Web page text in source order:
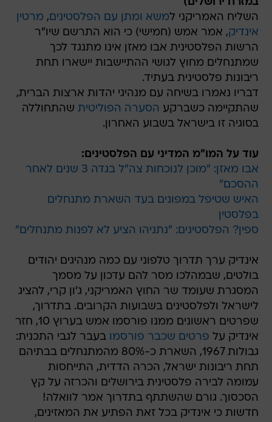
השליח האמריקני למשא ומתן עם הפלסטינים, מרטין
אינדיק, אמר אמש (חמישי) כי הוא התרשם שיו"ר
הרשות הפלסטינית אבו מאזן אינו מתנגד לכך
שמתנחלים מחוץ לגושי ההתיישבות יישארו תחת
ריבונות פלסטינית בעתיד.
דבריו נאמרו בשיחה עם מנהיגי יהדות ארצות הברית,
שהתקיימה כשברקע הסערה הפוליטית שהתחוללה
בסוגיה זו בישראל בשבוע האחרון.
עוד על המו"מ המדיני עם הפלסטינים:
אבו מאזן: "מוכן לנוכחות צה"ל בגדה 3 שנים לאחר
ההסכם"
האיש שטיפל במפונים בעד השארת מתנחלים
בפלסטין
ספין? הפלסטינים: "נתניהו הציע לא לפנות מתנחלים"
אינדיק ערך תדרוך טלפוני עם כמה מנהיגים יהודים
בולטים, שבמהלכו מסר להם עדכון על מסמך
המסגרת שעומד שר החוץ האמריקני, ג'ון קרי, להציג
לישראל ולפלסטינים בשבועות הקרובים. בתדרוך,
שפרטים ראשונים ממנו פורסמו אמש בערוץ 10, חזר
אינדיק על פרטים שכבר פורסמו בעבר לגבי התכנית:
גבולות 1967, השארת כ-80% מהמתנחלים בבתיהם
תחת ריבונות ישראל, הכרה הדדית, התייחסות
עמומה לבירה פלסטינית בירושלים והכרזה על קץ
הסכסוך. גורם שהשתתף בתדרוך אמר לוואלה!
חדשות כי אינדיק בכל זאת הפתיע את המאזינים,